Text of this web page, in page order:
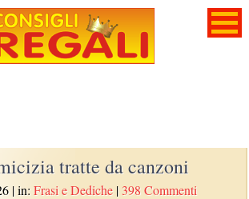
tratte da canzoni
| in:Frasi e Dediche | 398 Commenti